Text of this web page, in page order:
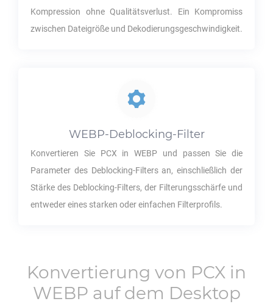
Kompression ohne Qualitätsverlust. Ein Kompromiss
zwischen Dateigröße und Dekodierungsgeschwindigkeit.
WEBP-Deblocking-Filter
Konvertieren Sie PCX in WEBP und passen Sie die
Parameter des Deblocking-Filters an, einschließlich der
Stärke des Deblocking-Filters, der Filterungsschärfe und
entweder eines starken oder einfachen Filterprofils.
Konvertierung von PCX in
WEBP auf dem Desktop